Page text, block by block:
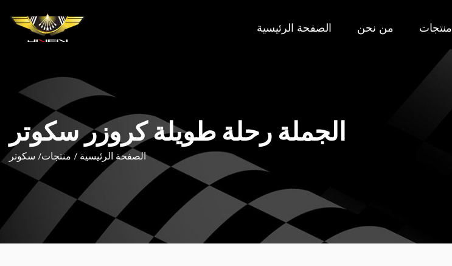
الصفحة الرئيسية من نحن منتجات
الجملة رحلة طويلة كروزر سكوتر
الصفحة الرئيسية / منتجات/ سكوتر